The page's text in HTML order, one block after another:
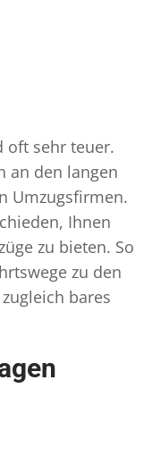
oft sehr teuer.
an den langen
Umzugsfirmen.
Ihnen
zu bieten. So
zu den
bares